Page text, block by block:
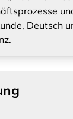
Deutsch